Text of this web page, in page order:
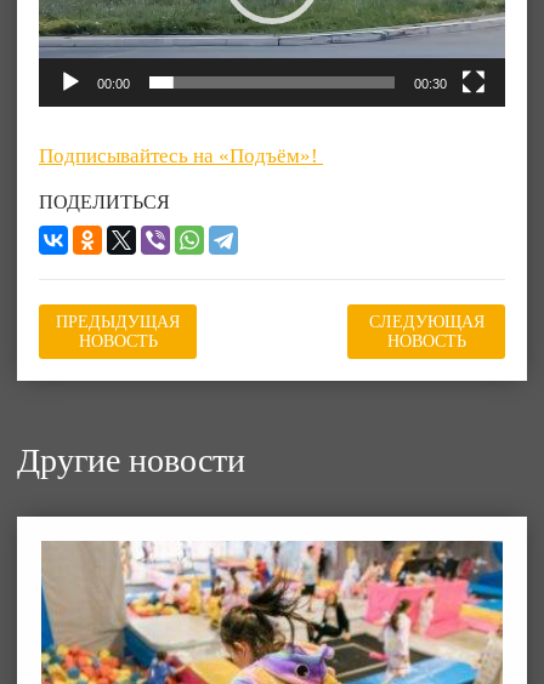
00:00 00:30
Подписывайтесь на «Подъём»!
ПОДЕЛИТЬСЯ
ПРЕДЫДУЩАЯ
НОВОСТЬ
СЛЕДУЮЩАЯ
НОВОСТЬ
Другие новости